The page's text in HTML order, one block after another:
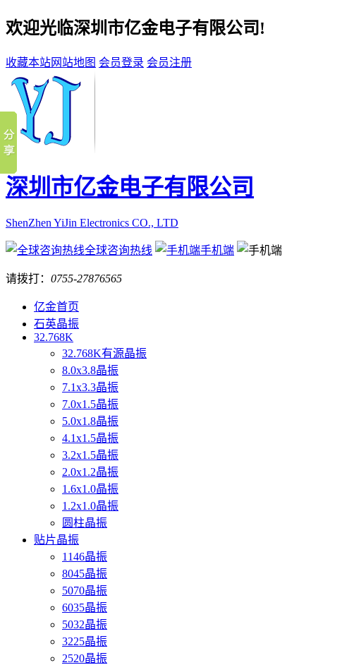
欢迎光临深圳市亿金电子有限公司!
收藏本站网站地图 会员登录 会员注册
深圳市亿金电子有限公司
ShenZhen YiJin Electronics CO., LTD
全球咨询热线 手机端
请拨打： 0755-27876565
亿金首页
石英晶振
32.768K
32.768K有源晶振
8.0x3.8晶振
7.1x3.3晶振
7.0x1.5晶振
5.0x1.8晶振
4.1x1.5晶振
3.2x1.5晶振
2.0x1.2晶振
1.6x1.0晶振
1.2x1.0晶振
圆柱晶振
贴片晶振
1146晶振
8045晶振
5070晶振
6035晶振
5032晶振
3225晶振
2520晶振